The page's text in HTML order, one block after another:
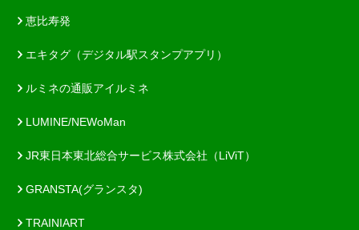
恵比寿発
エキタグ（デジタル駅スタンプアプリ）
ルミネの通販アイルミネ
LUMINE/NEWoMan
JR東日本東北総合サービス株式会社（LiViT）
GRANSTA(グランスタ)
TRAINIART